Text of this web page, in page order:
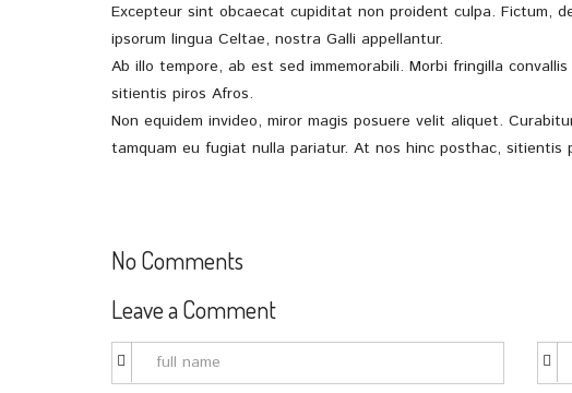
Excepteur sint obcaecat cupiditat non proident culpa. Fictum,
ipsorum lingua Celtae, nostra Galli appellantur.
Ab illo tempore, ab est sed immemorabili. Morbi fringilla
sitientis piros Afros.
Non equidem invideo, miror magis posuere velit aliquet.
tamquam eu fugiat nulla pariatur. At nos hinc posthac,
No Comments
Leave a Comment